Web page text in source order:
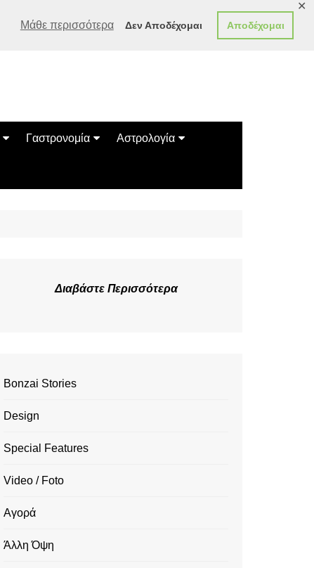
Μάθε περισσότερα Δεν Αποδέχομαι Αποδέχομαι
✕
Γαστρονομία
Συνταγές
Αστρολογία
Κινέζικο Ωροσκόπιο
Διαβάστε Περισσότερα
Bonzai Stories
Design
Special Features
Video / Foto
Αγορά
Άλλη Όψη